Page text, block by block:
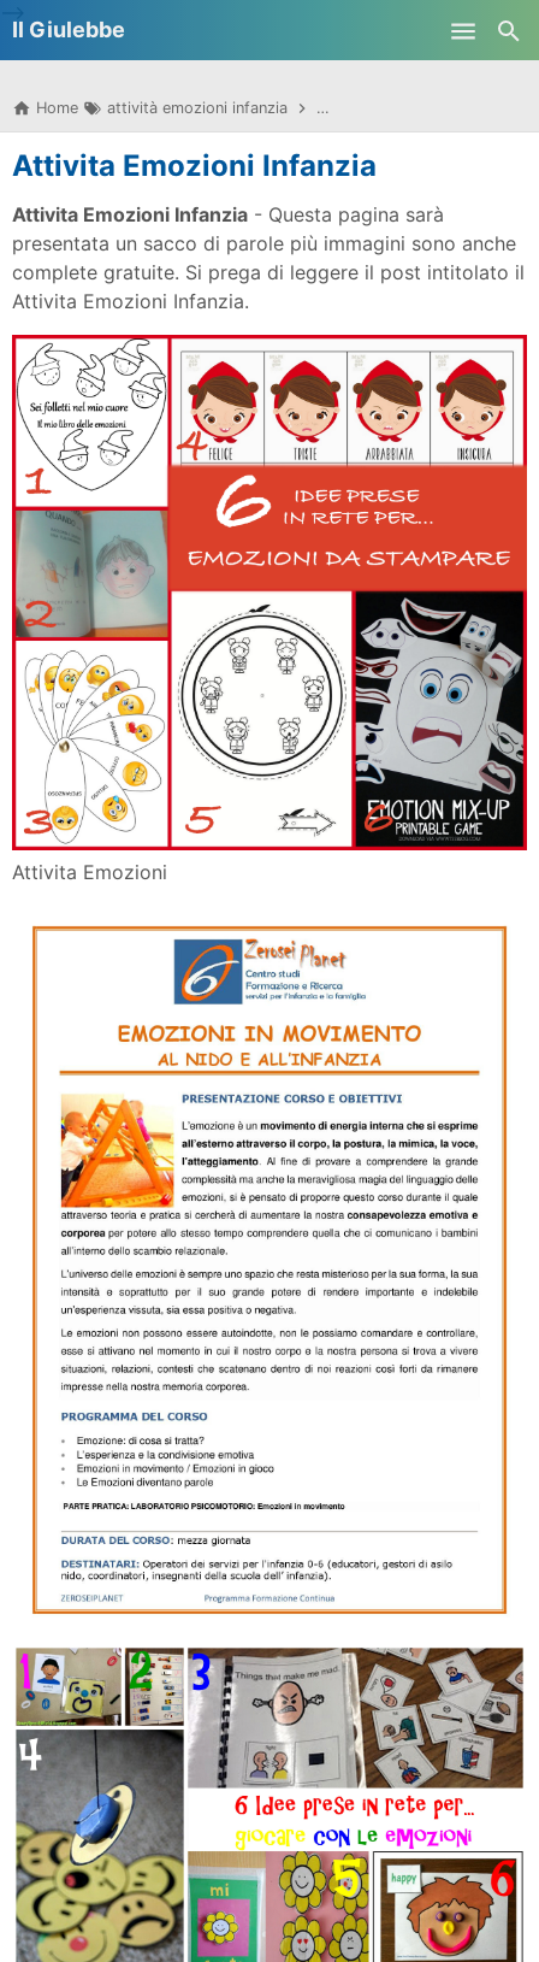
Il Giulebbe
Home attività emozioni infanzia attività emozioni scuola
Attivita Emozioni Infanzia
Attivita Emozioni Infanzia - Questa pagina sarà
presentata un sacco di parole più immagini sono anche
complete gratuite. Si prega di leggere il post intitolato il
Attivita Emozioni Infanzia.
Attivita Emozioni